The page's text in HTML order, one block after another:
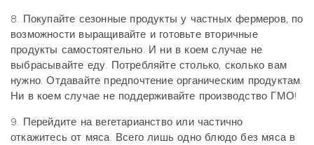
8. Покупайте сезонные продукты у частных фермеров, по
возможности выращивайте и готовьте вторичные
продукты самостоятельно. И ни в коем случае не
выбрасывайте еду. Потребляйте столько, сколько вам
нужно. Отдавайте предпочтение органическим продуктам.
Ни в коем случае не поддерживайте производство ГМО!
9. Перейдите на вегетарианство или частично
откажитесь от мяса. Всего лишь одно блюдо без мяса в